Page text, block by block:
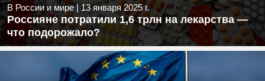
В России и мире| 13 января 2025 г.
Россияне потратили 1,6 трлн на лекарства —
что подорожало?